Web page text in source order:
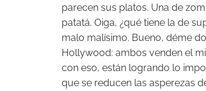
parecen sus platos. Una de
patatá. Oiga, ¿qué tiene la de
malo malísimo. Bueno, déme
Hollywood: ambos venden el
con eso, están logrando lo
que se reducen las asperezas